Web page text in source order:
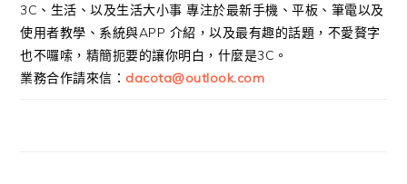
3C、生活、以及生活大小事 專注於最新手機、平板、筆電以及
使用者教學、系統與APP 介紹，以及最有趣的話題，不愛贅字
也不囉嗦，精簡扼要的讓你明白，什麼是3C。
業務合作請來信： dacota@outlook.com